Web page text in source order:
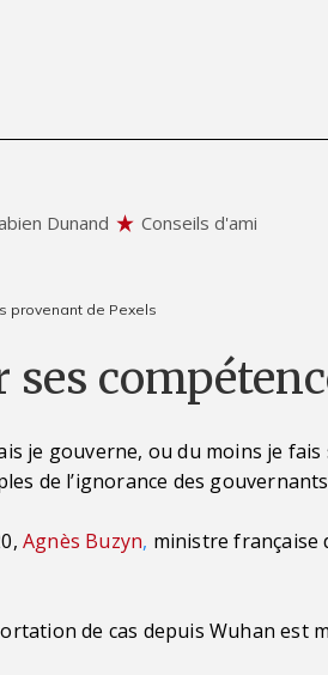
Dunand Conseils d'ami
provenant de Pexels
ses
je gouverne, ou du moins je
de l’ignorance des
Agnès Buzyn, ministre française
de cas depuis Wuhan